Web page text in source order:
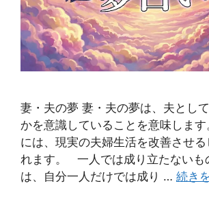
妻・夫の夢 妻・夫の夢は、夫とし
かを意識していることを意味しま
には、現実の夫婦生活を改善させる
れます。 一人では成り立たないも
は、自分一人だけでは成り … 続き